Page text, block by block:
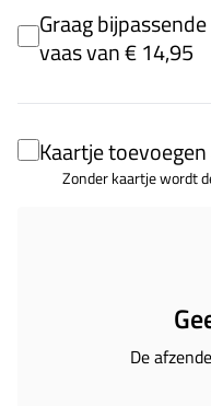
Graag
vaas van € 14,95
Kaartje
Zonder kaartje wordt
De